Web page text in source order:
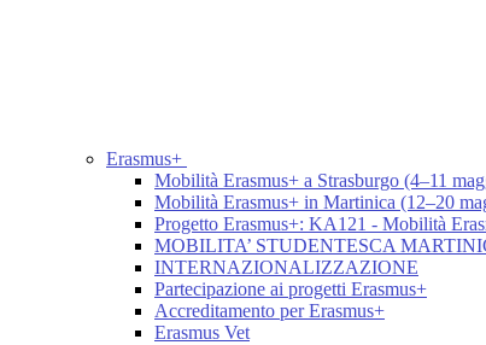
Erasmus+
Mobilità Erasmus+ a Strasburgo (4–11
Mobilità Erasmus+ in Martinica (12–20
Progetto Erasmus+: KA121 - Mobilità
MOBILITA’ STUDENTESCA
INTERNAZIONALIZZAZIONE
Partecipazione ai progetti Erasmus+
Accreditamento per Erasmus+
Erasmus Vet